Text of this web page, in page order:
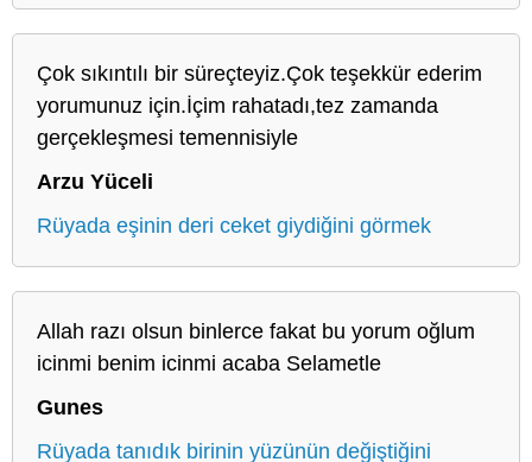
Çok sıkıntılı bir süreçteyiz.Çok teşekkür ederim
yorumunuz için.İçim rahatadı,tez zamanda
gerçekleşmesi temennisiyle
Arzu Yüceli
Rüyada eşinin deri ceket giydiğini görmek
Allah razı olsun binlerce fakat bu yorum oğlum
icinmi benim icinmi acaba Selametle
Gunes
Rüyada tanıdık birinin yüzünün değiştiğini